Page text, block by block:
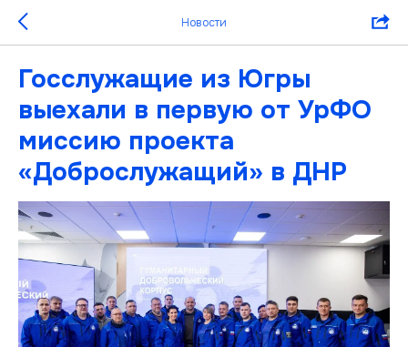
Новости
Госслужащие из Югры
выехали в первую от УрФО
миссию проекта
«Доброслужащий» в ДНР